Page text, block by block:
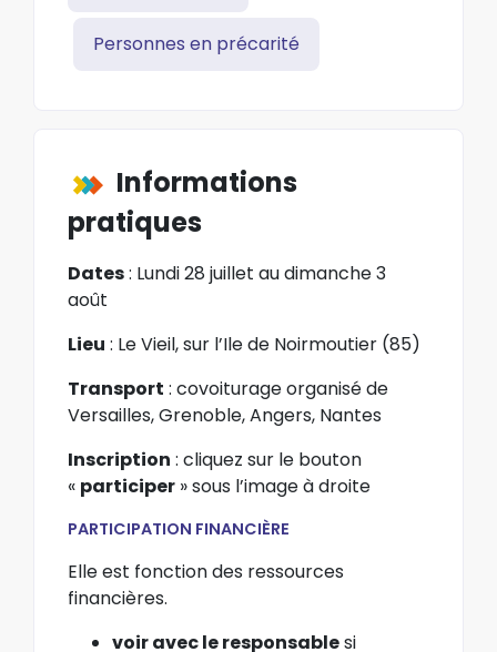
Personnes en précarité
Informations
pratiques
Dates: Lundi 28 juillet au dimanche 3
août
Lieu : Le Vieil, sur l’Ile de Noirmoutier (85)
Transport : covoiturage organisé de
Versailles, Grenoble, Angers, Nantes
Inscription : cliquez sur le bouton
« participer » sous l’image à droite
PARTICIPATION FINANCIÈRE
Elle est fonction des ressources
financières.
voir avec le responsablesi